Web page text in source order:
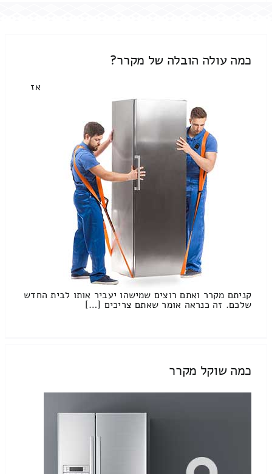
כמה עולה הובלה של מקרר?
אז
קניתם מקרר ואתם רוצים שמישהו יעביר אותו לבית החדש
שלכם. זה כנראה אומר שאתם צריכים […]
כמה שוקל מקרר